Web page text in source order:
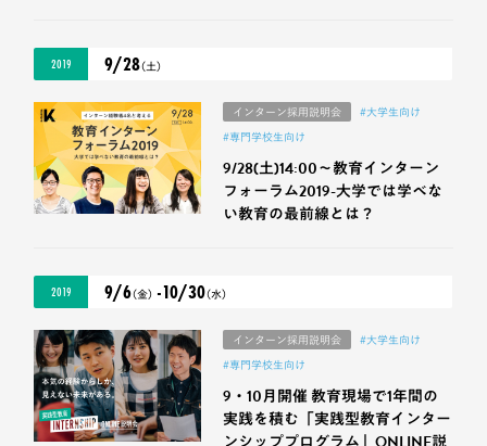
2019 9/28（土）
インターン採用説明会 #大学生向け
#専門学校生向け
9/28(土)14:00〜教育インターン
フォーラム2019-大学では学べな
い教育の最前線とは？
2019 9/6（金） -10/30（水）
インターン採用説明会 #大学生向け
#専門学校生向け
9・10月開催 教育現場で1年間の
実践を積む「実践型教育インター